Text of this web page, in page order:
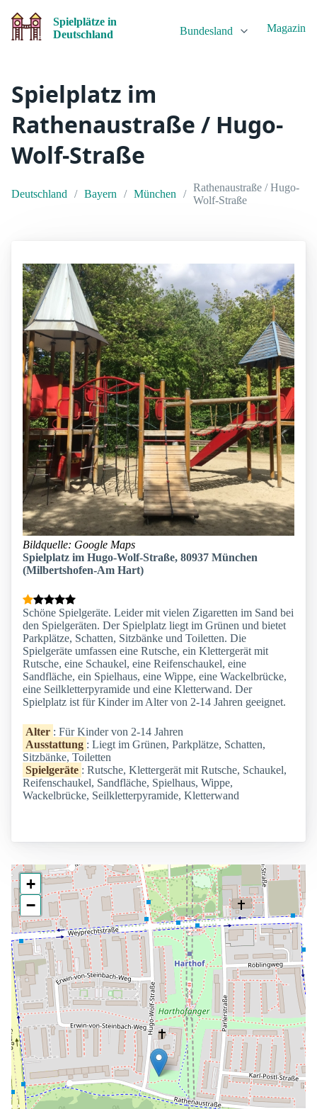
Spielplätze in
Deutschland
Bundesland Magazin
Spielplatz im
Rathenaustraße / Hugo-
Wolf-Straße
Deutschland Bayern München
Rathenaustraße / Hugo-
Wolf-Straße
Bildquelle: Google Maps
Spielplatz im Hugo-Wolf-Straße, 80937 München
(Milbertshofen-Am Hart)
Schöne Spielgeräte. Leider mit vielen Zigaretten im Sand bei
den Spielgeräten. Der Spielplatz liegt im Grünen und bietet
Parkplätze, Schatten, Sitzbänke und Toiletten. Die
Spielgeräte umfassen eine Rutsche, ein Klettergerät mit
Rutsche, eine Schaukel, eine Reifenschaukel, eine
Sandfläche, ein Spielhaus, eine Wippe, eine Wackelbrücke,
eine Seilkletterpyramide und eine Kletterwand. Der
Spielplatz ist für Kinder im Alter von 2-14 Jahren geeignet.
Alter : Für Kinder von 2-14 Jahren
Ausstattung : Liegt im Grünen, Parkplätze, Schatten,
Sitzbänke, Toiletten
Spielgeräte : Rutsche, Klettergerät mit Rutsche, Schaukel,
Reifenschaukel, Sandfläche, Spielhaus, Wippe,
Wackelbrücke, Seilkletterpyramide, Kletterwand
+
−